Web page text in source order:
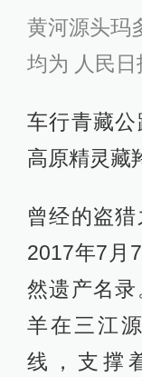
黄河源头玛
均为 人民日
车行青藏
高原精灵藏
曾经的盗猎
2017年7月
然遗产名
羊在三江
线，支撑